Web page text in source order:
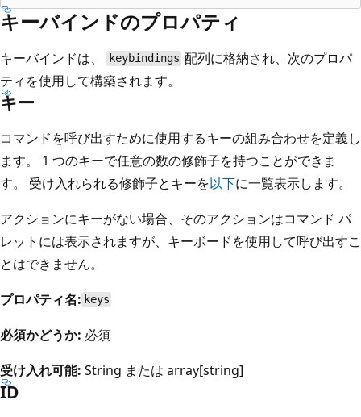
キーバインドのプロパティ
キーバインドは、 keybindings 配列に格納され、次のプロパ
ティを使用して構築されます。
キー
コマンドを呼び出すために使用するキーの組み合わせを定義し
ます。 1 つのキーで任意の数の修飾子を持つことができま
す。 受け入れられる修飾子とキーを以下に一覧表示します。
アクションにキーがない場合、そのアクションはコマンド パ
レットには表示されますが、キーボードを使用して呼び出すこ
とはできません。
プロパティ名: keys
必須かどうか: 必須
受け入れ可能: String または array[string]
ID